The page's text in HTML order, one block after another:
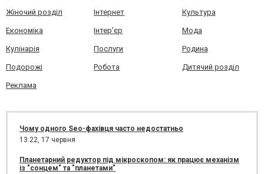
Жіночий розділ Інтернет Культура
Економіка Інтер'єр Мода
Кулінарія Послуги Родина
Подорожі Робота Дитячий розділ
Реклама
Чому одного Seo-фахівця часто недостатньо
13:22, 17 червня
Планетарний редуктор під мікроскопом: як працює механізм
із "сонцем" та "планетами"